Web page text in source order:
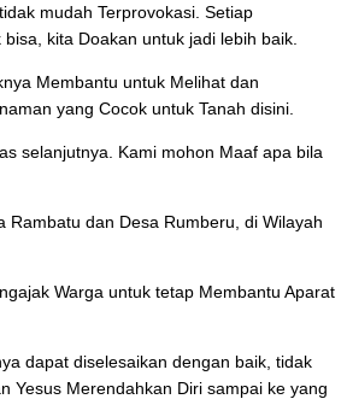
mudah Terprovokasi. Setiap
kita Doakan untuk jadi lebih baik.
Membantu untuk Melihat dan
yang Cocok untuk Tanah disini.
selanjutnya. Kami mohon Maaf apa bila
Rambatu dan Desa Rumberu, di Wilayah
Warga untuk tetap Membantu Aparat
dapat diselesaikan dengan baik, tidak
Yesus Merendahkan Diri sampai ke yang